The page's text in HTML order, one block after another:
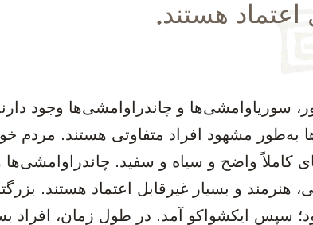
اعتماد هستند.
سوریاوامشی‌ها و چاندراوامشی‌ها وجود
به‌طور مشهود افراد متفاوتی هستند. مردم
کاملاً واضح و سیاه و سفید.
هنرمند و بسیار غیرقابل اعتماد هستند.
سپس ایکشواکو آمد. در طول زمان، افراد